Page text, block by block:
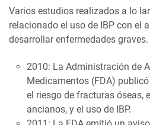
Varios estudios realizados a lo
relacionado el uso de IBP con el
desarrollar enfermedades graves.
2010: La Administración de
Medicamentos (FDA)
el riesgo de fracturas óseas,
ancianos, y el uso de IBP.